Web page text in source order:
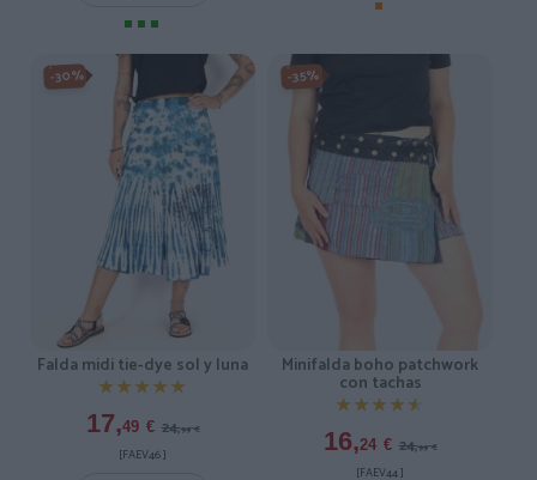
-30%
Falda midi tie-dye sol y luna
★★★★★
★★★★★
17,49 € 24,99 €
[FAEV46 ]
-35%
Minifalda boho patchwork
con tachas
★★★★★
★★★★★
16,24 € 24,99 €
[FAEV44 ]